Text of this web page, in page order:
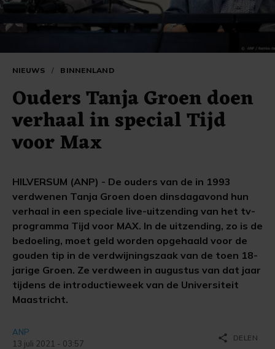
NIEUWS / BINNENLAND
Ouders Tanja Groen doen
verhaal in special Tijd
voor Max
HILVERSUM (ANP) - De ouders van de in 1993
verdwenen Tanja Groen doen dinsdagavond hun
verhaal in een speciale live-uitzending van het tv-
programma Tijd voor MAX. In de uitzending, zo is de
bedoeling, moet geld worden opgehaald voor de
gouden tip in de verdwijningszaak van de toen 18-
jarige Groen. Ze verdween in augustus van dat jaar
tijdens de introductieweek van de Universiteit
Maastricht.
ANP
13 juli 2021 - 03:57
share DELEN